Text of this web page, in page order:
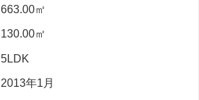
663.00㎡
130.00㎡
5LDK
2013年1月